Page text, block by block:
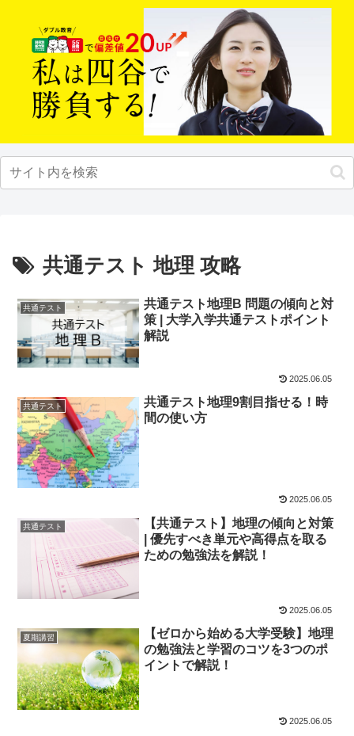
共通テスト 地理 攻略
共通テスト
共通テスト地理B 問題の傾向と対
策 | 大学入学共通テストポイント
解説
2025.06.05
共通テスト
共通テスト地理9割目指せる！時
間の使い方
2025.06.05
共通テスト
【共通テスト】地理の傾向と対策
| 優先すべき単元や高得点を取る
ための勉強法を解説！
2025.06.05
夏期講習
【ゼロから始める大学受験】地理
の勉強法と学習のコツを3つのポ
イントで解説！
2025.06.05